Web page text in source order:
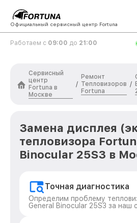
Официальный сервисный центр Fortuna
Работаем с 09:00 до 21:00
Сервисный
центр
Fortuna в
Москве
/
Ремонт
Тепловизоров
Fortuna
/
Замена дисплея
тепловизора
Binocular 25S3 в
Точная диагностика
Определим проблему
General Binocular 25S3 за наш